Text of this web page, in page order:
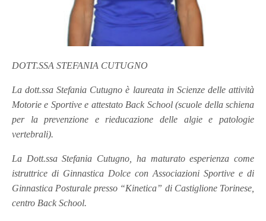
DOTT.SSA STEFANIA CUTUGNO
La dott.ssa Stefania Cutugno è laureata in Scienze delle attività
Motorie e Sportive e attestato Back School (scuole della schiena
per la prevenzione e rieducazione delle algie e patologie
vertebrali).
La Dott.ssa Stefania Cutugno, ha maturato esperienza come
istruttrice di Ginnastica Dolce con Associazioni Sportive e di
Ginnastica Posturale presso “Kinetica” di Castiglione Torinese,
centro Back School.